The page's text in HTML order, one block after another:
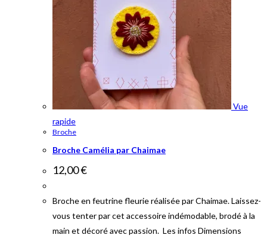
Vue
rapide
Broche
Broche Camélia par Chaimae
12,00€
Broche en feutrine fleurie réalisée par Chaimae. Laissez-
vous tenter par cet accessoire indémodable, brodé à la
main et décoré avec passion. Les infos Dimensions